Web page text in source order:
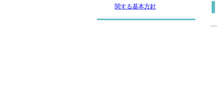
関する基本方針